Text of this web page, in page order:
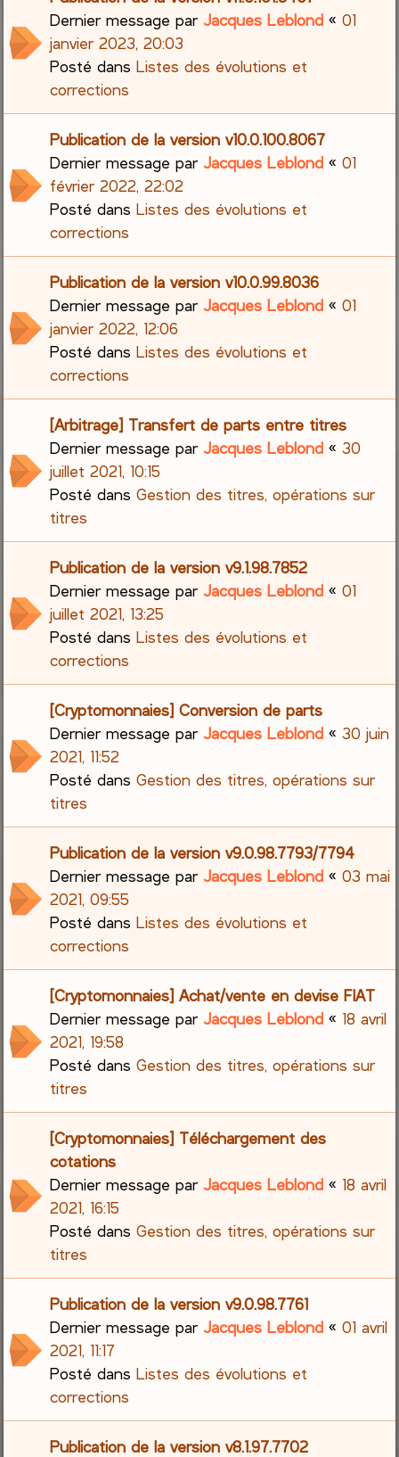
Dernier message parJacques Leblond «01
janvier 2023, 20:03
Posté dansListes des évolutions et
corrections
Publication de la version v10.0.100.8067
Dernier message parJacques Leblond «01
février 2022, 22:02
Posté dansListes des évolutions et
corrections
Publication de la version v10.0.99.8036
Dernier message parJacques Leblond «01
janvier 2022, 12:06
Posté dansListes des évolutions et
corrections
[Arbitrage] Transfert de parts entre titres
Dernier message parJacques Leblond «30
juillet 2021, 10:15
Posté dansGestion des titres, opérations sur
titres
Publication de la version v9.1.98.7852
Dernier message parJacques Leblond «01
juillet 2021, 13:25
Posté dansListes des évolutions et
corrections
[Cryptomonnaies] Conversion de parts
Dernier message parJacques Leblond «30 juin
2021, 11:52
Posté dansGestion des titres, opérations sur
titres
Publication de la version v9.0.98.7793/7794
Dernier message parJacques Leblond «03 mai
2021, 09:55
Posté dansListes des évolutions et
corrections
[Cryptomonnaies] Achat/vente en devise FIAT
Dernier message parJacques Leblond « 18 avril
2021, 19:58
Posté dansGestion des titres, opérations sur
titres
[Cryptomonnaies] Téléchargement des
cotations
Dernier message parJacques Leblond « 18 avril
2021, 16:15
Posté dansGestion des titres, opérations sur
titres
Publication de la version v9.0.98.7761
Dernier message parJacques Leblond «01 avril
2021, 11:17
Posté dansListes des évolutions et
corrections
Publication de la version v8.1.97.7702